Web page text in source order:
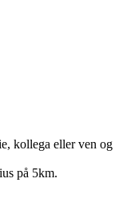
kollega eller ven og
på 5km.